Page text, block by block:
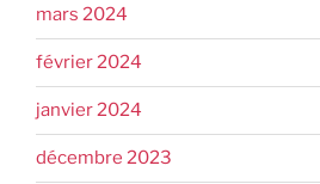
mars 2024
février 2024
janvier 2024
décembre 2023